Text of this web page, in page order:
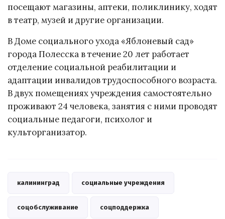
посещают магазины, аптеки, поликлинику, ходят
в театр, музей и другие организации.
В Доме социального ухода «Яблоневый сад»
города Полесска в течение 20 лет работает
отделение социальной реабилитации и
адаптации инвалидов трудоспособного возраста.
В двух помещениях учреждения самостоятельно
проживают 24 человека, занятия с ними проводят
социальные педагоги, психолог и
культорганизатор.
калининград социальные учреждения
соцобслуживание соцподдержка